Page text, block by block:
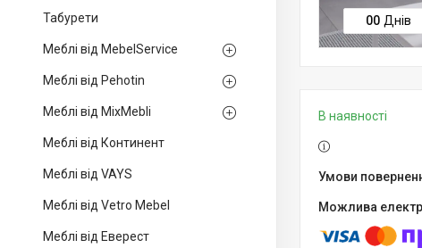
Табурети
Меблі від MebelService
Меблі від Pehotin
Меблі від MixMebli
Меблі від Континент
Меблі від VAYS
Меблі від Vetro Mebel
Меблі від Еверест
00 Днів
В наявності